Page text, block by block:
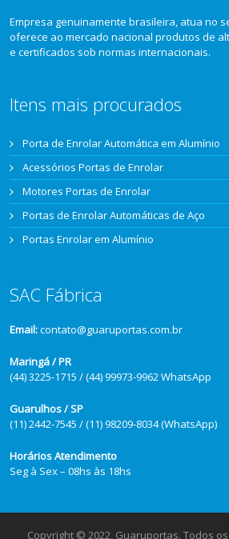
Empresa genuinamente brasileira, atua no
oferece ao mercado nacional produtos de
e certificados sob normas internacionais.
Itens mais procurados
Porta de Enrolar Automática em Alumínio
Acessórios Portas de Enrolar
Motores Portas de Enrolar
Portas de Enrolar Automáticas de Aço
Portas Enrolar em Alumínio
SAC Fábrica
Email:contato@guaruportas.com.br
Maringá / PR
(44) 3225-1715 / (44) 99973-9962 WhatsApp
Guarulhos / SP
(11) 2442-7545 / (11) 98209-8034 (WhatsApp)
Horários Atendimento
Seg à Sex – 08hs às 18hs
Copyright © 2022, Guaruportas. Todos